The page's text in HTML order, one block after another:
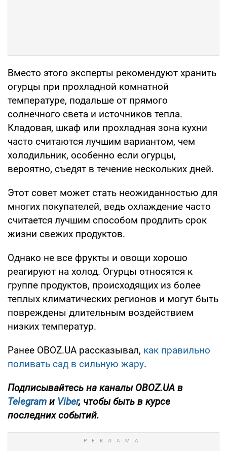
Вместо этого эксперты рекомендуют хранить
огурцы при прохладной комнатной
температуре, подальше от прямого
солнечного света и источников тепла.
Кладовая, шкаф или прохладная зона кухни
часто считаются лучшим вариантом, чем
холодильник, особенно если огурцы,
вероятно, съедят в течение нескольких дней.
Этот совет может стать неожиданностью для
многих покупателей, ведь охлаждение часто
считается лучшим способом продлить срок
жизни свежих продуктов.
Однако не все фрукты и овощи хорошо
реагируют на холод. Огурцы относятся к
группе продуктов, происходящих из более
теплых климатических регионов и могут быть
повреждены длительным воздействием
низких температур.
Ранее OBOZ.UA рассказывал, как правильно
поливать сад в сильную жару.
Подписывайтесь на каналы OBOZ.UA в
Telegram и Viber, чтобы быть в курсе
последних событий.